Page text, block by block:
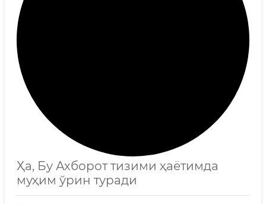
Ҳа, Бу Ахборот тизими ҳаётимда
муҳим ўрин туради